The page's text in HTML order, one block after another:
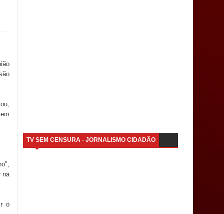
na
o
TV SEM CENSURA - JORNALISMO CIDADÃO